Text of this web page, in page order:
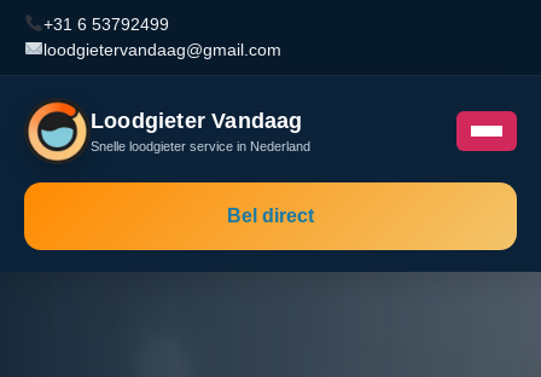
+31 6 53792499
loodgietervandaag@gmail.com
Loodgieter Vandaag
Snelle loodgieter service in Nederland
Bel direct